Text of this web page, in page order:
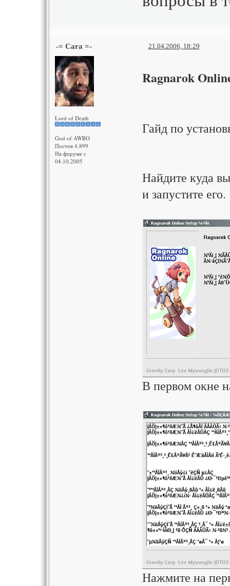
-= Cara =- 21.04.2006, 18:29
Lord of Death
God of AWRO
Постов 4.899
На форуме с
04.10.2005
Ragnarok
Гайд по
Найдите куда
и запустите его.
В первом окне
Нажмите на